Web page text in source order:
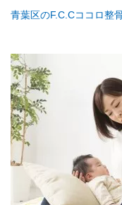
青葉区のF.C.Cココロ整